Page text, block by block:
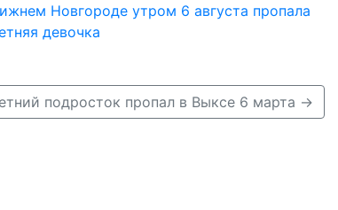
Новгороде утром 6 августа пропала
девочка
подросток пропал в Выксе 6 марта →